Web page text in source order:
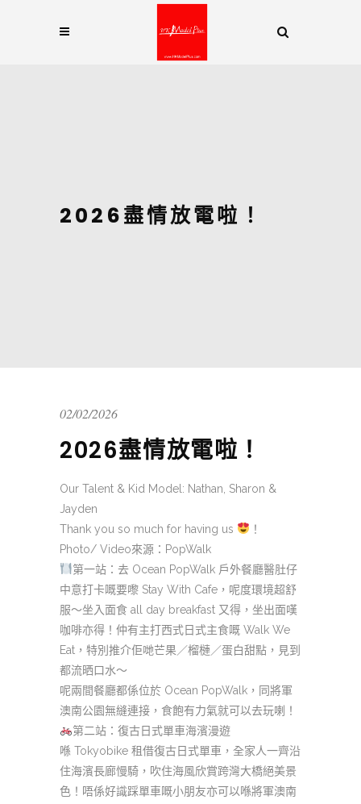
2026盡情放電啦！
02/02/2026
2026盡情放電啦！
Our Talent & Kid Model: Nathan, Sharon &
Jayden
Thank you so much for having us
！
Photo/ Video來源：PopWalk
第一站：去 Ocean PopWalk 戶外餐廳醫肚仔
中意打卡嘅要嚟 Stay With Cafe，呢度環境超舒
服～坐入面食 all day breakfast 又得，坐出面嘆
咖啡亦得！仲有主打西式日式主食嘅 Walk We
Eat，特別推介佢哋芒果／榴槤／蛋白甜點，見到
都流晒口水～
呢兩間餐廳都係位於 Ocean PopWalk，同將軍
澳南公園無縫連接，食飽有力氣就可以去玩喇！
第二站：復古日式單車海濱漫遊
喺 Tokyobike 租借復古日式單車，全家人一齊沿
住海濱長廊慢騎，吹住海風欣賞跨灣大橋絕美景
色！唔係好識踩單車嘅小朋友亦可以喺將軍澳南